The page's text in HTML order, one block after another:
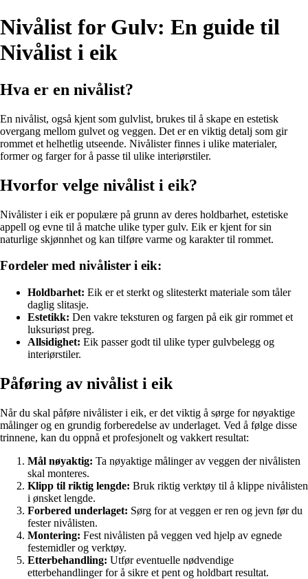
Nivålist for Gulv: En guide til
Nivålist i eik
Hva er en nivålist?
En nivålist, også kjent som gulvlist, brukes til å skape en estetisk
overgang mellom gulvet og veggen. Det er en viktig detalj som gir
rommet et helhetlig utseende. Nivålister finnes i ulike materialer,
former og farger for å passe til ulike interiørstiler.
Hvorfor velge nivålist i eik?
Nivålister i eik er populære på grunn av deres holdbarhet, estetiske
appell og evne til å matche ulike typer gulv. Eik er kjent for sin
naturlige skjønnhet og kan tilføre varme og karakter til rommet.
Fordeler med nivålister i eik:
Holdbarhet: Eik er et sterkt og slitesterkt materiale som tåler
daglig slitasje.
Estetikk: Den vakre teksturen og fargen på eik gir rommet et
luksuriøst preg.
Allsidighet: Eik passer godt til ulike typer gulvbelegg og
interiørstiler.
Påføring av nivålist i eik
Når du skal påføre nivålister i eik, er det viktig å sørge for nøyaktige
målinger og en grundig forberedelse av underlaget. Ved å følge disse
trinnene, kan du oppnå et profesjonelt og vakkert resultat:
Mål nøyaktig: Ta nøyaktige målinger av veggen der nivålisten
skal monteres.
Klipp til riktig lengde: Bruk riktig verktøy til å klippe nivålisten
i ønsket lengde.
Forbered underlaget: Sørg for at veggen er ren og jevn før du
fester nivålisten.
Montering: Fest nivålisten på veggen ved hjelp av egnede
festemidler og verktøy.
Etterbehandling: Utfør eventuelle nødvendige
etterbehandlinger for å sikre et pent og holdbart resultat.